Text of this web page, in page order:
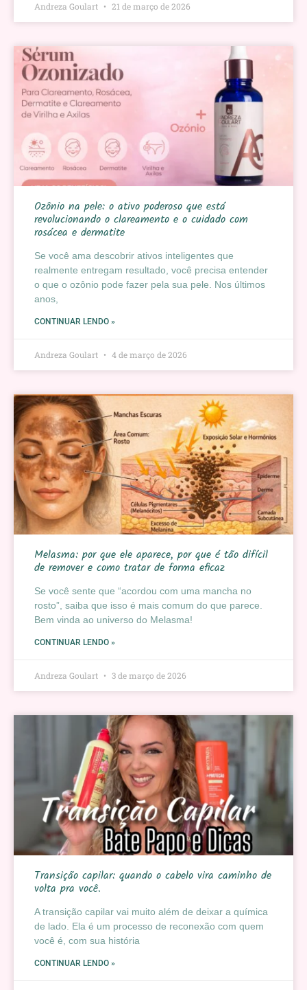
Andreza Goulart 21 de março de 2026
Ozônio na pele: o ativo poderoso que está
revolucionando o clareamento e o cuidado com
rosácea e dermatite
Se você ama descobrir ativos inteligentes que
realmente entregam resultado, você precisa entender
o que o ozônio pode fazer pela sua pele. Nos últimos
anos,
CONTINUAR LENDO »
Andreza Goulart 4 de março de 2026
Melasma: por que ele aparece, por que é tão difícil
de remover e como tratar de forma eficaz
Se você sente que “acordou com uma mancha no
rosto”, saiba que isso é mais comum do que parece.
Bem vinda ao universo do Melasma!
CONTINUAR LENDO »
Andreza Goulart 3 de março de 2026
Transição capilar: quando o cabelo vira caminho de
volta pra você.
A transição capilar vai muito além de deixar a química
de lado. Ela é um processo de reconexão com quem
você é, com sua história
CONTINUAR LENDO »